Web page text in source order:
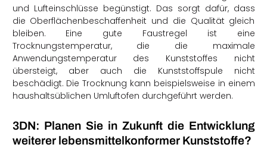
und Lufteinschlüsse begünstigt. Das sorgt dafür, dass
die Oberflächenbeschaffenheit und die Qualität gleich
bleiben. Eine gute Faustregel ist eine
Trocknungstemperatur, die die maximale
Anwendungstemperatur des Kunststoffes nicht
übersteigt, aber auch die Kunststoffspule nicht
beschädigt. Die Trocknung kann beispielsweise in einem
haushaltsüblichen Umluftofen durchgeführt werden.
3DN: Planen Sie in Zukunft die Entwicklung
weiterer lebensmittelkonformer Kunststoffe?